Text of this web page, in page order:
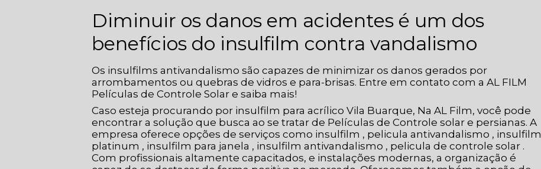
Diminuir os danos em acidentes é um dos
benefícios do insulfilm contra vandalismo
Os insulfilms antivandalismo são capazes de minimizar os danos gerados por
arrombamentos ou quebras de vidros e para-brisas. Entre em contato com a AL FILM
Películas de Controle Solar e saiba mais!
Caso esteja procurando por insulfilm para acrílico Vila Buarque, Na AL Film, você pode
encontrar a solução que busca ao se tratar de Películas de Controle solar e persianas. A
empresa oferece opções de serviços como insulfilm , pelicula antivandalismo , insulfilm
platinum , insulfilm para janela , insulfilm antivandalismo , pelicula de controle solar .
Com profissionais altamente capacitados, e instalações modernas, a organização é